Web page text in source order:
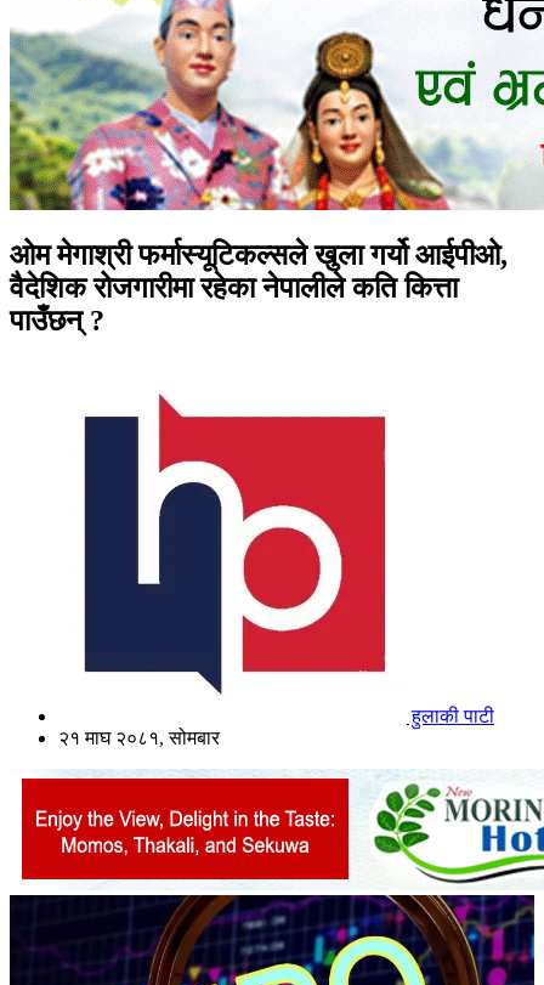
ओम मेगाश्री फर्मास्यूटिकल्सले खुला गर्यो आईपीओ,
वैदेशिक रोजगारीमा रहेका नेपालीले कति कित्ता
पाउँछन् ?
हुलाकी पाटी
२१ माघ २०८१, सोमबार